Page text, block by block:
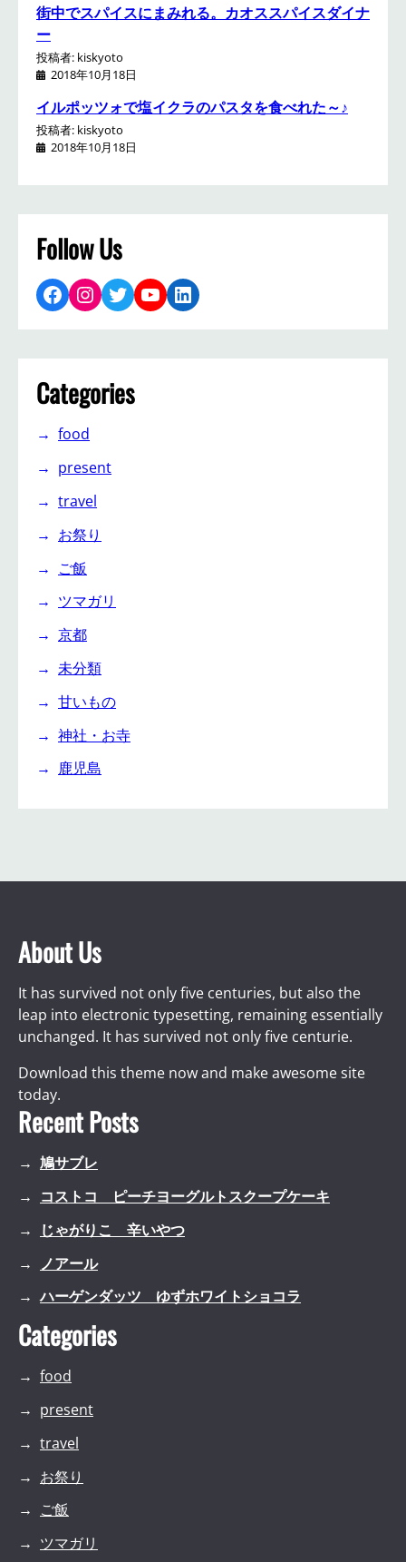
街中でスパイスにまみれる。カオススパイスダイナ
ー
投稿者: kiskyoto
2018年10月18日
イルポッツォで塩イクラのパスタを食べれた～♪
投稿者: kiskyoto
2018年10月18日
Follow Us
Facebook Instagram Twitter YouTube LinkedIn
Categories
food
present
travel
お祭り
ご飯
ツマガリ
京都
未分類
甘いもの
神社・お寺
鹿児島
About Us
It has survived not only five centuries, but also the
leap into electronic typesetting, remaining essentially
unchanged. It has survived not only five centurie.
Download this theme now and make awesome site
today.
Recent Posts
鳩サブレ
コストコ ピーチヨーグルトスクープケーキ
じゃがりこ 辛いやつ
ノアール
ハーゲンダッツ ゆずホワイトショコラ
Categories
food
present
travel
お祭り
ご飯
ツマガリ